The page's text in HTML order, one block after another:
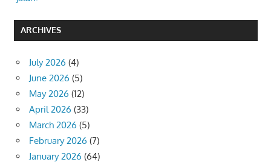
ARCHIVES
July 2026 (4)
June 2026 (5)
May 2026 (12)
April 2026 (33)
March 2026 (5)
February 2026 (7)
January 2026 (64)